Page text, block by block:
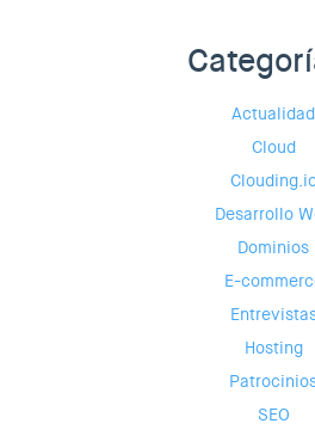
Actualidad
Cloud
Desarrollo
Dominios
E-
Hosting
SEO